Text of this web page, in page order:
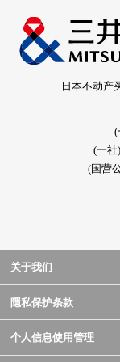
日本不动产
(
(一社
(国营
关于我们
隱私保护条款
个人信息使用管理